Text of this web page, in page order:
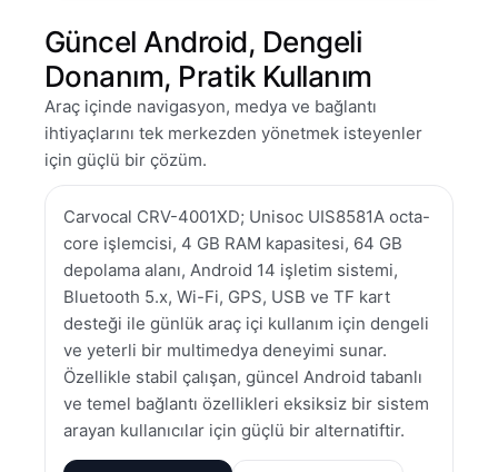
Güncel Android, Dengeli
Donanım, Pratik Kullanım
Araç içinde navigasyon, medya ve bağlantı
ihtiyaçlarını tek merkezden yönetmek isteyenler
için güçlü bir çözüm.
Carvocal CRV-4001XD; Unisoc UIS8581A octa-
core işlemcisi, 4 GB RAM kapasitesi, 64 GB
depolama alanı, Android 14 işletim sistemi,
Bluetooth 5.x, Wi-Fi, GPS, USB ve TF kart
desteği ile günlük araç içi kullanım için dengeli
ve yeterli bir multimedya deneyimi sunar.
Özellikle stabil çalışan, güncel Android tabanlı
ve temel bağlantı özellikleri eksiksiz bir sistem
arayan kullanıcılar için güçlü bir alternatiftir.